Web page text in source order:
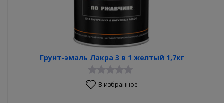
Грунт-эмаль Лакра 3 в 1 желтый 1,7кг
В избранное